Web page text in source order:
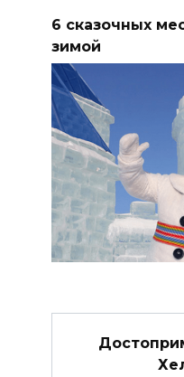
6 сказочных
зимой